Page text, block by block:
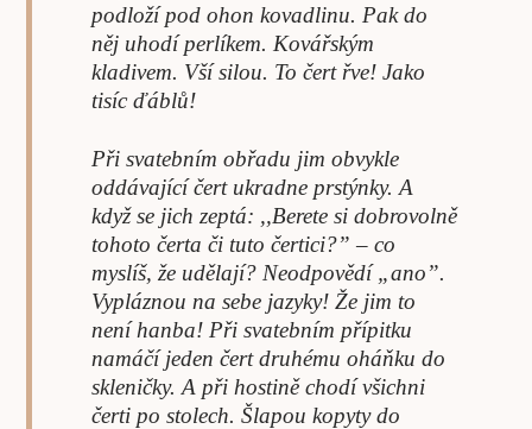
podloží pod ohon kovadlinu. Pak do
něj uhodí perlíkem. Kovářským
kladivem. Vší silou. To čert řve! Jako
tisíc ďáblů!
Při svatebním obřadu jim obvykle
oddávající čert ukradne prstýnky. A
když se jich zeptá: ,,Berete si dobrovolně
tohoto čerta či tuto čertici?” – co
myslíš, že udělají? Neodpovědí „ano”.
Vypláznou na sebe jazyky! Že jim to
není hanba! Při svatebním přípitku
namáčí jeden čert druhému oháňku do
skleničky. A při hostině chodí všichni
čerti po stolech. Šlapou kopyty do